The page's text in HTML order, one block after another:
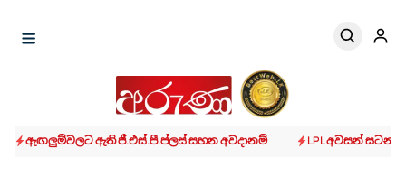
ඇඟලුම්වලට ඇති ජී.එස්.පී.ප්ලස් සහන අවදානම් LPL අවසන්